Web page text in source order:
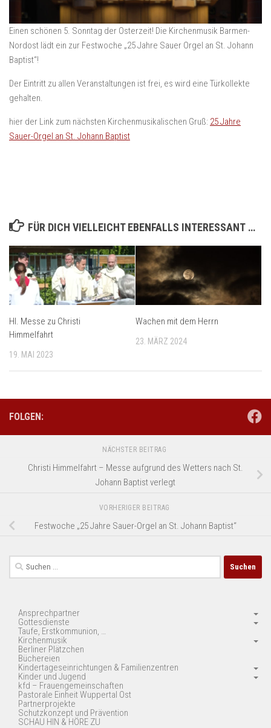
Einen schönen 5. Sonntag der Osterzeit! Die Kirchenmusik Barmen-
Nordost lädt ein zur Festwoche „25 Jahre Sauer Orgel an St. Johann
Baptist“!
Der Eintritt zu allen Veranstaltungen ist frei, es wird eine Türkollekte
gehalten.
hier der Link zum nächsten Kirchenmusikalischen Gruß: 25 Jahre
Sauer-Orgel an St. Johann Baptist
FÜR DICH VIELLEICHT EBENFALLS INTERESSANT …
Hl. Messe zu Christi
Himmelfahrt
19. MAI 2023
Wachen mit dem Herrn
23. MÄRZ 2024
FOLGEN:
NÄCHSTER BEITRAG
Christi Himmelfahrt – Messe aufgrund des Wetters nach St.
Johann Baptist verlegt
VORHERIGER BEITRAG
Festwoche „25 Jahre Sauer-Orgel an St. Johann Baptist“
Suchen
nach:
Ansprechpartner
Gottesdienste
Taufe, Erstkommunion, …
Kirchenmusik
Berliner Plätzchen
Büchereien
Kindertageseinrichtungen & Familienzentren
Kinder und Jugend
kfd – Frauengemeinschaften
Pastorale Einheit Wuppertal Ost
Partnerprojekte
Schutzkonzept und Prävention
SCHAU HIN & HÖRE ZU